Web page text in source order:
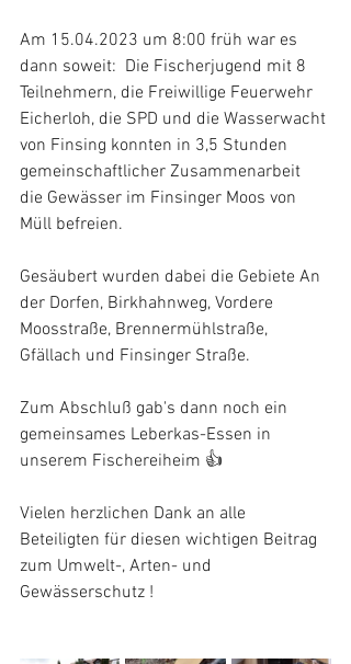
Am 15.04.2023 um 8:00 früh war es
dann soweit:  Die Fischerjugend mit 8
Teilnehmern, die Freiwillige Feuerwehr
Eicherloh, die SPD und die Wasserwacht
von Finsing konnten in 3,5 Stunden
gemeinschaftlicher Zusammenarbeit
die Gewässer im Finsinger Moos von
Müll befreien.
Gesäubert wurden dabei die Gebiete An
der Dorfen, Birkhahnweg, Vordere
Moosstraße, Brennermühlstraße,
Gfällach und Finsinger Straße.
Zum Abschluß gab's dann noch ein
gemeinsames Leberkas-Essen in
unserem Fischereiheim 👍
Vielen herzlichen Dank an alle
Beteiligten für diesen wichtigen Beitrag
zum Umwelt-, Arten- und
Gewässerschutz !